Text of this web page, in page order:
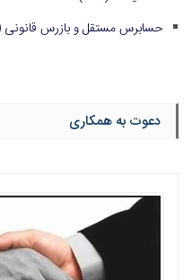
حسابرس مستقل و بازرس قانونی
دعوت به همکاری